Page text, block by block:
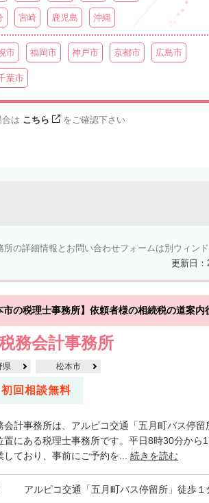
宮崎 鹿児島 沖縄
市 福岡市 神戸市 京都市 広島市
葉市
は こちら をご確認下さい
所の詳細情報とお問い合わせフォームは別ウィン
更新日：
市の税理士事務所】依頼者様の相続税の道案内
務会計事務所
県 松本市
初回相談無料
会計事務所は、アルピコ交通「五月町バス停留
置にある税理士事務所です。平日8時30分から
しており、事前にご予約を... 続きを読む
アルピコ交通「五月町バス停留所」徒歩１